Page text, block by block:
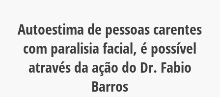
Autoestima de pessoas carentes
com paralisia facial, é possível
através da ação do Dr. Fabio
Barros